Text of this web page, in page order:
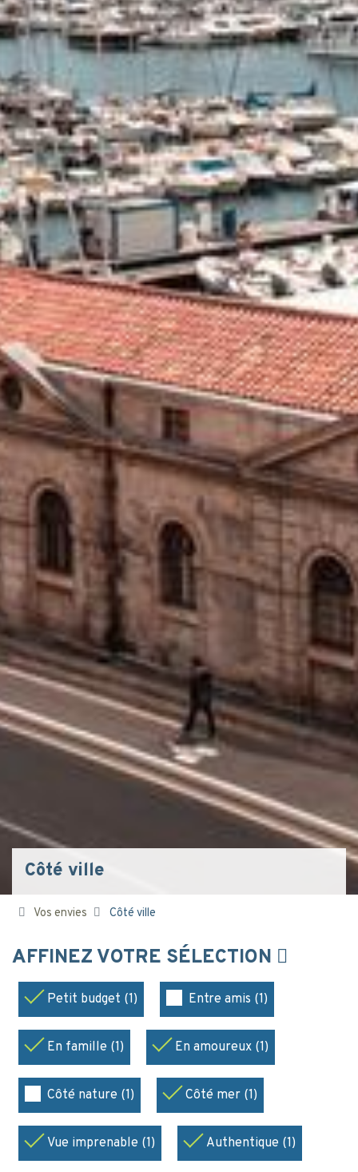
Côté ville
Vos envies Côté ville
AFFINEZ VOTRE SÉLECTION
Petit budget (1) Entre amis (1)
En famille (1) En amoureux (1)
Côté nature (1) Côté mer (1)
Vue imprenable (1) Authentique (1)